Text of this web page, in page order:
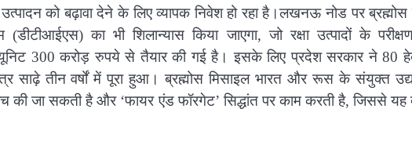
को बढ़ावा देने के लिए व्यापक निवेश हो रहा है।लखनऊ नोड पर ब्रह्मोस
का भी शिलान्यास किया जाएगा, जो रक्षा उत्पादों के
यूनिट 300 करोड़ रुपये से तैयार की गई है। इसके लिए प्रदेश सरकार ने 80
साढ़े तीन वर्षों में पूरा हुआ। ब्रह्मोस मिसाइल भारत और रूस के संयुक्त
की जा सकती है और ‘फायर एंड फॉरगेट’ सिद्धांत पर काम करती है, जिससे यह